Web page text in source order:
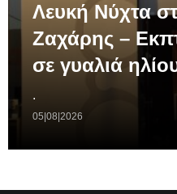
Λευκή Νύχτα
Ζαχάρης –
σε γυαλιά
.
05|08|2026